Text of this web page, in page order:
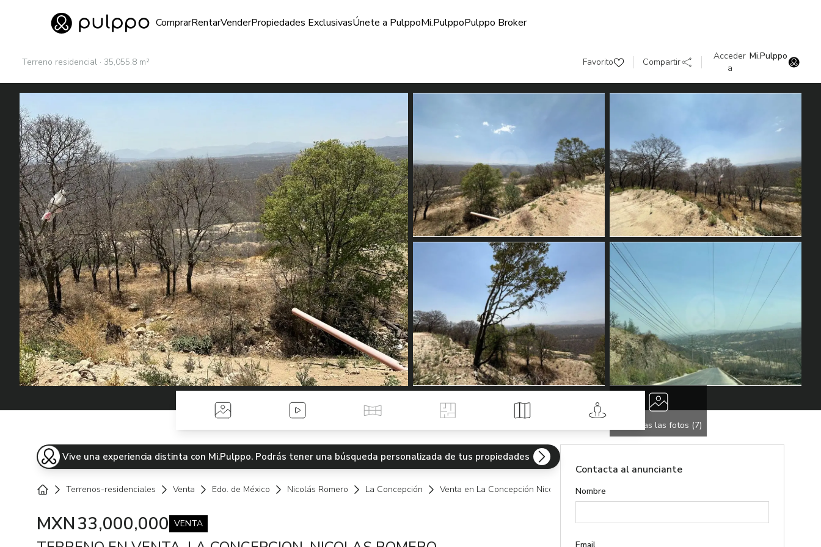
Ir al home
ComprarRentarVenderPropiedades ExclusivasÚnete a PulppoMi.PulppoPulppo Broker
Favorito Compartir
Acceder
a
Mi.Pulppo
Terreno residencial · 35,055.8 m²
Ver todas las fotos (7)
Fotos Videos Tour Virtual Planos Mapa Street View
Vive una experiencia distinta con Mi.Pulppo. Podrás tener una búsqueda personalizada de tus propiedades
Terrenos-residenciales Venta Edo. de México Nicolás Romero La Concepción Venta en La Concepción Nicolás Romero
MXN33,000,000 VENTA
Contacta al anunciante
Nombre